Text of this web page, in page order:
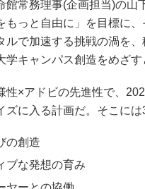
常務理事(企画担当)の山
もっと自由に」を目標に
ルで加速する挑戦の渦を
学キャンパス創造をめざす
×アドビの先進性で、
ズに入る計画だ。そこには
の創造
ブな発想の育み